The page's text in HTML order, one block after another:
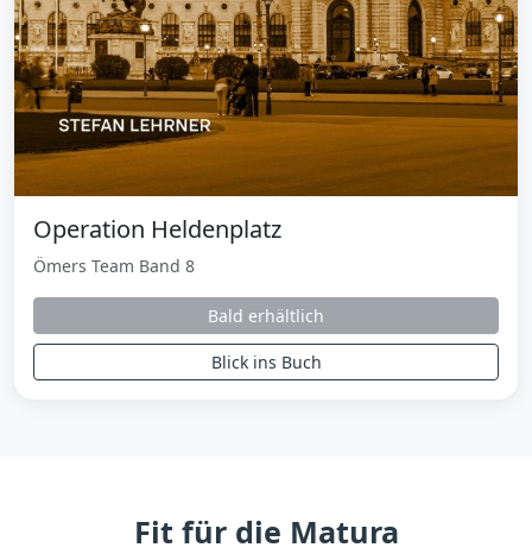
Operation Heldenplatz
Ömers Team Band 8
Bald erhältlich
Blick ins Buch
Fit für die Matura